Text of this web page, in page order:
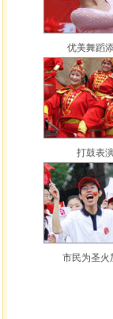
优美舞蹈
打鼓表
市民为圣火